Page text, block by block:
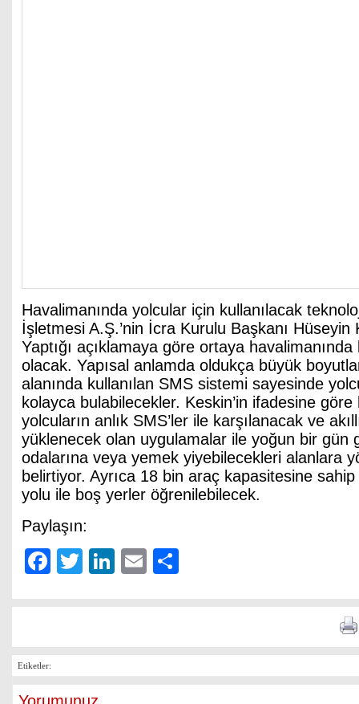
Havalimanında yolcular için kullanılacak
İşletmesi A.Ş.’nin İcra Kurulu Başkanı Hüseyin
Yaptığı açıklamaya göre ortaya
olacak. Yapısal anlamda oldukça büyük
alanında kullanılan SMS sistemi sayesinde
kolayca bulabilecekler. Keskin’in ifadesine göre
yolcuların anlık SMS’ler ile karşılanacak ve
yüklenecek olan uygulamalar ile yoğun bir gün
odalarına veya yemek yiyebilecekleri alanlara
belirtiyor. Ayrıca 18 bin araç kapasitesine
yolu ile boş yerler öğrenilebilecek.
Paylaşın:
Facebook
TwitterLinkedIn
Email
Etiketler: